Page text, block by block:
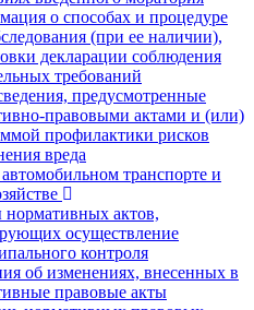
о способах и процедуре
(при ее наличии),
декларации соблюдения
требований
предусмотренные
правовыми актами и (или)
профилактики рисков
вреда
транспорте и
нормативных актов,
осуществление
контроля
об изменениях, внесенных в
правовые акты